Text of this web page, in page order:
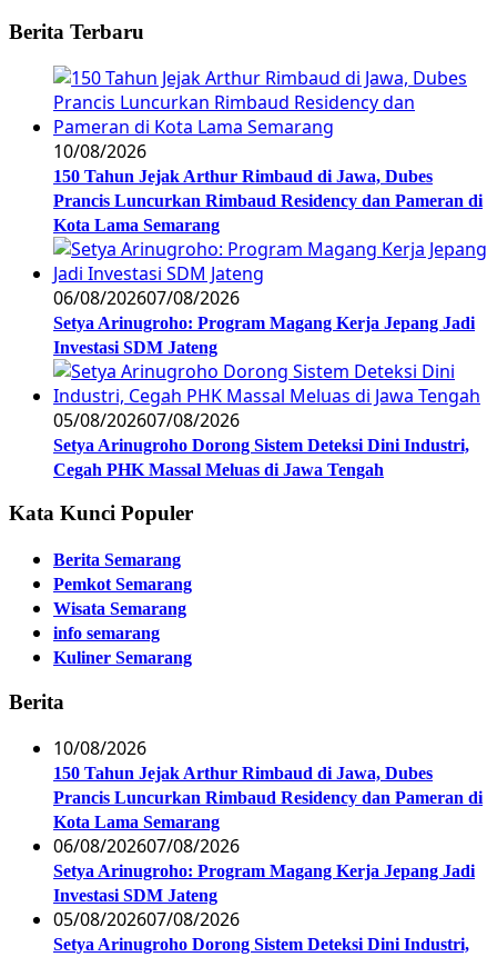
Berita Terbaru
10/08/2026
150 Tahun Jejak Arthur Rimbaud di Jawa, Dubes
Prancis Luncurkan Rimbaud Residency dan Pameran di
Kota Lama Semarang
06/08/202607/08/2026
Setya Arinugroho: Program Magang Kerja Jepang Jadi
Investasi SDM Jateng
05/08/202607/08/2026
Setya Arinugroho Dorong Sistem Deteksi Dini Industri,
Cegah PHK Massal Meluas di Jawa Tengah
Kata Kunci Populer
Berita Semarang
Pemkot Semarang
Wisata Semarang
info semarang
Kuliner Semarang
Berita
10/08/2026
150 Tahun Jejak Arthur Rimbaud di Jawa, Dubes
Prancis Luncurkan Rimbaud Residency dan Pameran di
Kota Lama Semarang
06/08/202607/08/2026
Setya Arinugroho: Program Magang Kerja Jepang Jadi
Investasi SDM Jateng
05/08/202607/08/2026
Setya Arinugroho Dorong Sistem Deteksi Dini Industri,